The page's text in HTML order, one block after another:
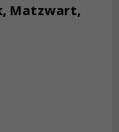
Matzwart,